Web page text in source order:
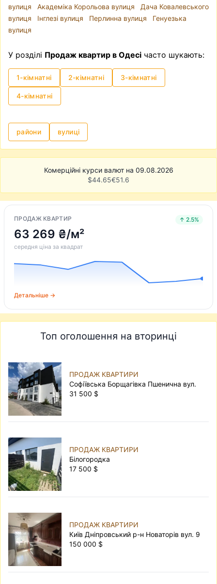
вулиця
Академіка Корольова вулиця
Дача Ковалевського
вулиця
Інглезі вулиця Перлинна вулиця
Генуезька
вулиця
У розділі Продаж квартир в Одесі часто шукають:
1-кімнатні 2-кімнатні 3-кімнатні
4-кімнатні
райони вулиці
Комерційні курси валют на 09.08.2026
$44.65€51.6
ПРОДАЖ КВАРТИР ↑ 2.5%
63 269 ₴/м²
середня ціна за квадрат
Детальніше →
Топ оголошення на вторинці
ПРОДАЖ КВАРТИРИ
Софіївська Борщагівка Пшенична вул.
31 500 $
ПРОДАЖ КВАРТИРИ
Білогородка
17 500 $
ПРОДАЖ КВАРТИРИ
Київ Дніпровський р-н Новаторів вул. 9
150 000 $